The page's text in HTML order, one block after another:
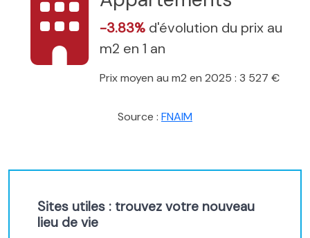
-3.83% d'évolution du prix au
m2 en 1 an
Prix moyen au m2 en 2025 : 3 527 €
Source : FNAIM
Sites utiles : trouvez votre nouveau
lieu de vie